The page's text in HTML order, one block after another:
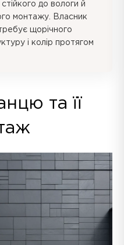
до вологи й
монтажу. Власник
щорічного
і колір протягом
та її